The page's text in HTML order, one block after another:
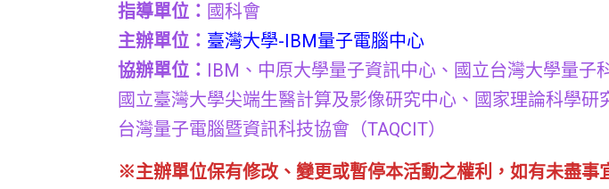
指導單位： 國科會
主辦單位： 臺灣大學-IBM量子電腦中心
協辦單位：
IBM、中原大學量子資訊中心、國立台灣大學量子
國立臺灣大學尖端生醫計算及影像研究中心、國家理論科學研
台灣量子電腦暨資訊科技協會（TAQCIT）
※主辦單位保有修改、變更或暫停本活動之權利，如有未盡